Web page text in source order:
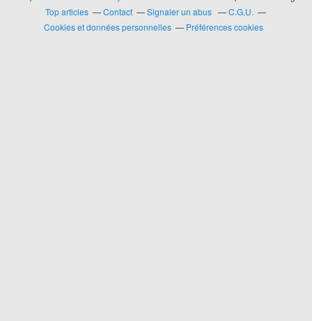
Top articles
Contact Signaler un abus
C.G.U.
Cookies et données personnelles
Préférences cookies